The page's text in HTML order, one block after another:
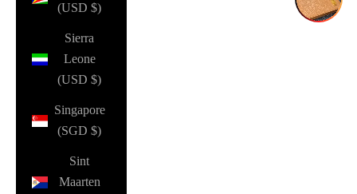
(USD $)
Sierra
Leone
(USD $)
Singapore
(SGD $)
Sint
Maarten